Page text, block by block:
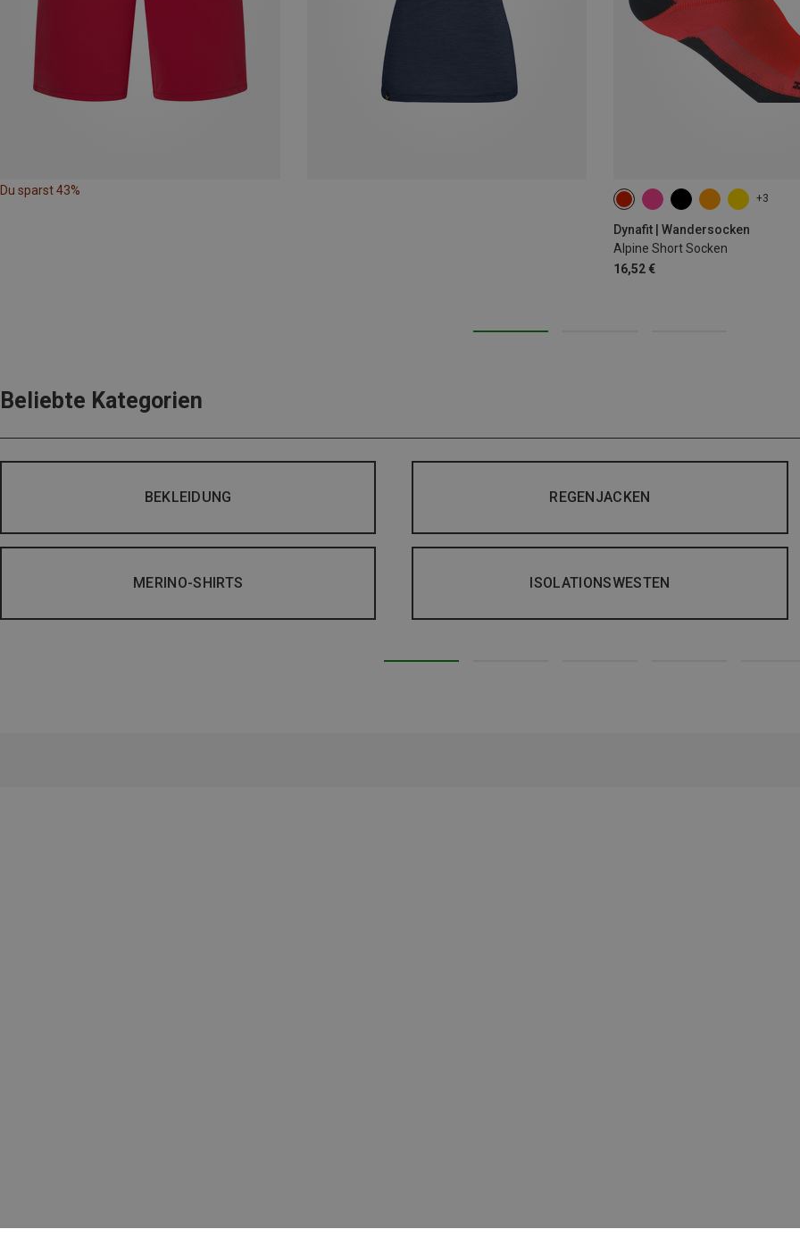
Du sparst 43%
+3
Dynafit | Wandersocken
Alpine Short Socken
16,52 €
39|40|41|42 43|44|45|46
Beliebte Kategorien
BEKLEIDUNG REGENJACKEN
MERINO-SHIRTS ISOLATIONSWESTEN